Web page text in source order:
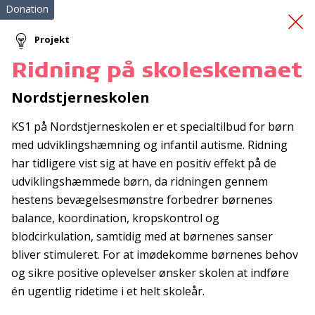
ADBB screening af
spædbørn
Donation
Projekt
Ridning på skoleskemaet
Nordstjerneskolen
KS1 på Nordstjerneskolen er et specialtilbud for børn
med udviklingshæmning og infantil autisme. Ridning
har tidligere vist sig at have en positiv effekt på de
udviklingshæmmede børn, da ridningen gennem
hestens bevægelsesmønstre forbedrer børnenes
balance, koordination, kropskontrol og
blodcirkulation, samtidig med at børnenes sanser
bliver stimuleret. For at imødekomme børnenes behov
og sikre positive oplevelser ønsker skolen at indføre
én ugentlig ridetime i et helt skoleår.
Tilmeld nyhedsbrev
De seneste nyheder om TrygFondens og TryghedsGruppens
aktiviteter direkte i din indbakke.